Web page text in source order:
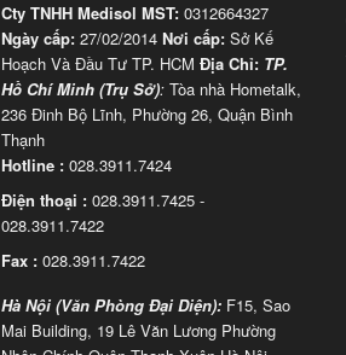
Cty TNHH Medisol MST: 0312664327
Ngày cấp: 27/02/2014 Nơi cấp: Sở Kế
Hoạch Và Đầu Tư TP. HCM Địa Chỉ: TP.
Hồ Chí Minh (Trụ Sở): Tòa nhà Hometalk,
236 Đinh Bộ Lĩnh, Phường 26, Quận Bình
Thạnh
Hotline : 028.3911.7424
Điện thoại : 028.3911.7425 -
028.3911.7422
Fax : 028.3911.7422
Hà Nội (Văn Phòng Đại Diện): F15, Sao
Mai Building, 19 Lê Văn Lương Phường